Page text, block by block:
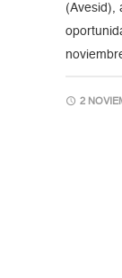
(Avesid),
2